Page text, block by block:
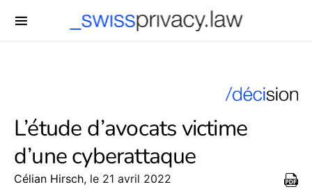
L’étude d’avocats victime
d’une cyberattaque
Célian Hirsch, le 21 avril 2022